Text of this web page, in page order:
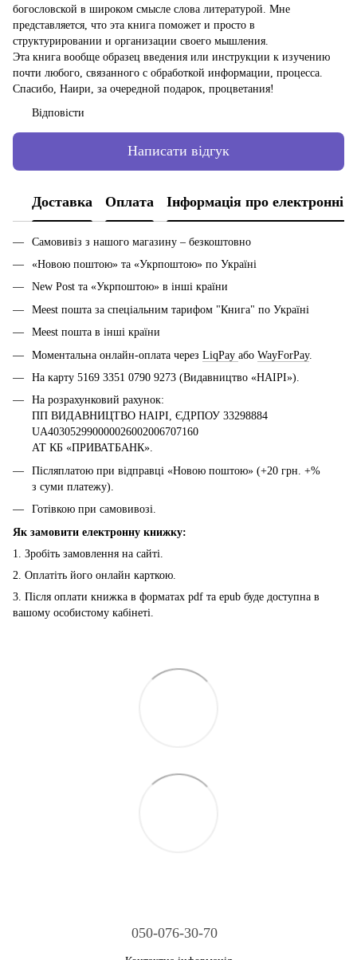
богословской в широком смысле слова литературой. Мне
представляется, что эта книга поможет и просто в
структурировании и организации своего мышления.
Эта книга вообще образец введения или инструкции к изучению
почти любого, связанного с обработкой информации, процесса.
Спасибо, Наири, за очередной подарок, процветания!
Відповісти
Написати відгук
Доставка Оплата Інформація про електронні
Самовивіз з нашого магазину – безкоштовно
«Новою поштою» та «Укрпоштою» по Україні
New Post та «Укрпоштою» в інші країни
Meest пошта за спеціальним тарифом "Книга" по Україні
Meest пошта в інші країни
Моментальна онлайн-оплата через LiqPay або WayForPay.
На карту 5169 3351 0790 9273 (Видавництво «НАІРІ»).
На розрахунковий рахунок:
ПП ВИДАВНИЦТВО НАІРІ, ЄДРПОУ 33298884
UA403052990000026002006707160
АТ КБ «ПРИВАТБАНК».
Післяплатою при відправці «Новою поштою» (+20 грн. +%
з суми платежу).
Готівкою при самовивозі.
Як замовити електронну книжку:
1. Зробіть замовлення на сайті.
2. Оплатіть його онлайн карткою.
3. Після оплати книжка в форматах pdf та epub буде доступна в
вашому особистому кабінеті.
050-076-30-70